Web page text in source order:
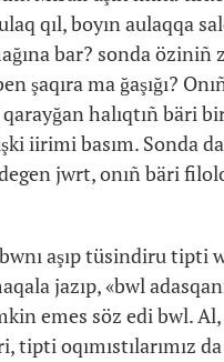
qıl, boyın aulaqqa
bar? sonda öziniñ
şaqıra ma ğaşığı?
halıqtıñ bäri
iirimi basım. Sonda
jwrt, onıñ bäri
aşıp tüsindiru tipti
jazıp, «bwl
emes söz edi bwl.
tipti oqımıstılarımız